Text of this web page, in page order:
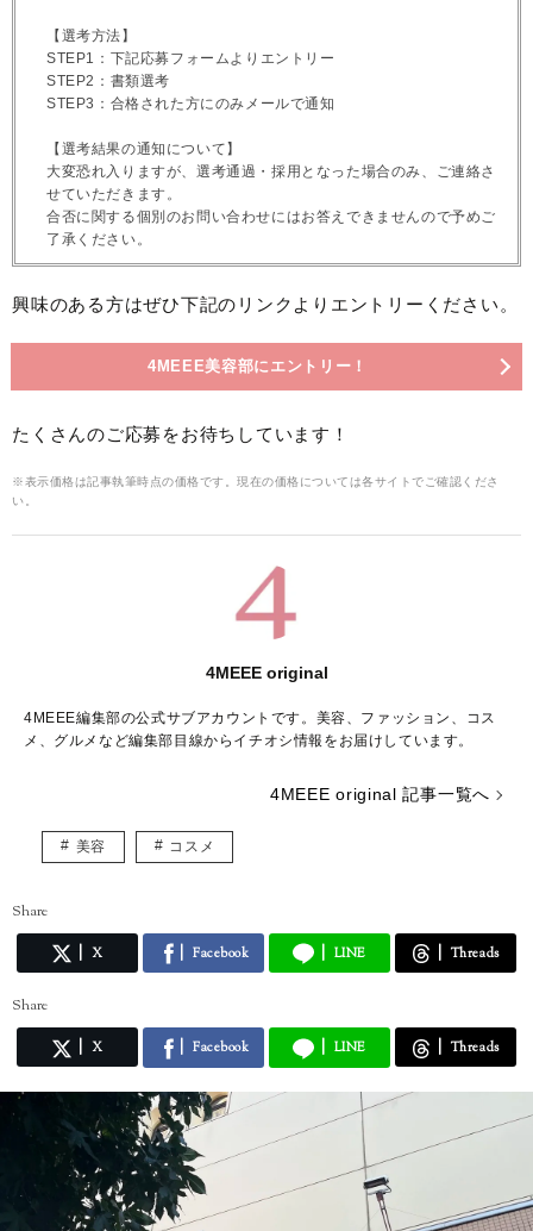
【選考方法】
STEP1：下記応募フォームよりエントリー
STEP2：書類選考
STEP3：合格された方にのみメールで通知
【選考結果の通知について】
大変恐れ入りますが、選考通過・採用となった場合のみ、ご連絡さ
せていただきます。
合否に関する個別のお問い合わせにはお答えできませんので予めご
了承ください。
興味のある方はぜひ下記のリンクよりエントリーください。
4MEEE美容部にエントリー！
たくさんのご応募をお待ちしています！
※表示価格は記事執筆時点の価格です。現在の価格については各サイトでご確認くださ
い。
4MEEE original
4MEEE編集部の公式サブアカウントです。美容、ファッション、コス
メ、グルメなど編集部目線からイチオシ情報をお届けしています。
4MEEE original 記事一覧へ
美容 コスメ
Share
X Facebook LINE Threads
Share
X Facebook LINE Threads